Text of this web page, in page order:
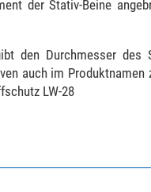
der Stativ-Beine
den Durchmesser
auch im
LW-28